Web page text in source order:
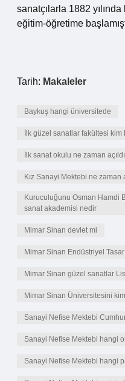
sanatçılarla 1882
eğitim-öğretime
Tarih: Makaleler
Baykuş hangi üniversitede
İlk güzel sanatlar fakültesi kim
İlk sanat okulu ne zaman açıldı
Kız Sanayi Mektebi ne zaman
Kuruculuğunu Osman Hamdi
sanat akademisi nedir
Mimar Sinan devlet mi
Mimar Sinan Endüstriyel
Mimar Sinan güzel sanatlar
Mimar Sinan Üniversitesini
Sanayi Nefise Mektebi
Sanayi Nefise Mektebi hangi
Sanayi Nefise Mektebi hangi